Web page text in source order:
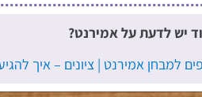
יש לדעת על אמירנט?
למבחן אמירנט | ציונים – איך